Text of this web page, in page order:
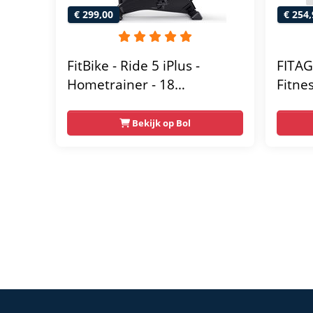
€ 299,00
FitBike - Ride 5 iPlus -
Hometrainer - 18
Hartslagsensoren
Bekijk op Bol
€